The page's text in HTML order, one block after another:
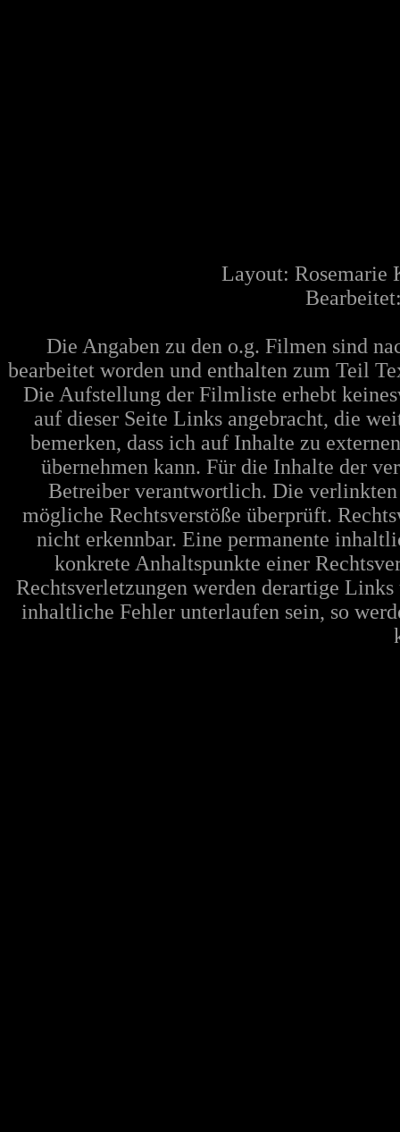
Layout: Rosemarie
Die Angaben zu den o.g. Filmen sind
bearbeitet worden und enthalten zum Teil
Die Aufstellung der Filmliste erhebt
auf dieser Seite Links angebracht, die
bemerken, dass ich auf Inhalte zu
übernehmen kann. Für die Inhalte der
Betreiber verantwortlich. Die
mögliche Rechtsverstöße überprüft.
nicht erkennbar. Eine permanente
konkrete Anhaltspunkte einer
Rechtsverletzungen werden derartige
inhaltliche Fehler unterlaufen sein, so